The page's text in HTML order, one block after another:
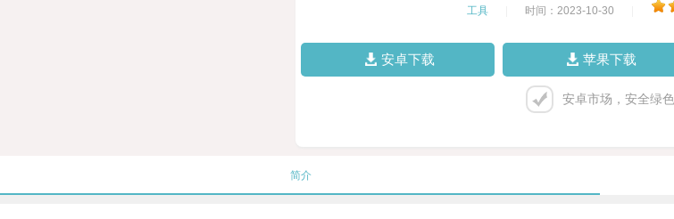
工具 时间：2023-10-30
安卓下载 苹果下载
安卓市场，安全绿色
简介